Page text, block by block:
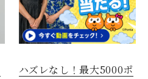
ハズレなし！最大5000ポ